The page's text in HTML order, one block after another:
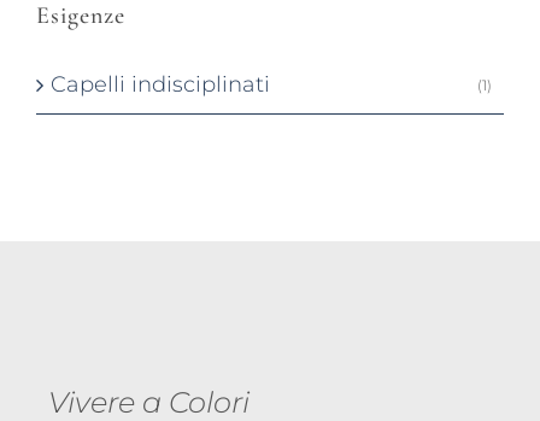
Esigenze
Capelli indisciplinati (1)
Vivere a Colori